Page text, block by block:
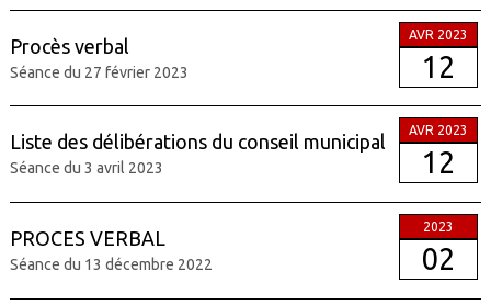
Procès verbal
Séance du 27 février 2023
AVR 2023
12
Liste des délibérations du conseil municipal
Séance du 3 avril 2023
AVR 2023
12
PROCES VERBAL
Séance du 13 décembre 2022
2023
02